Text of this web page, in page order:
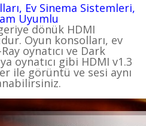
Ev Sinema Sistemleri,
Uyumlu
dönük HDMI
Oyun konsolları, ev
oynatıcı ve Dark
oynatıcı gibi HDMI v1.3
ile görüntü ve sesi aynı